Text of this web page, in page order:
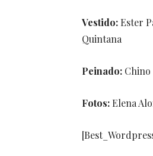
Vestido:Ester
Quintana
Peinado: Chino
Fotos:Elena